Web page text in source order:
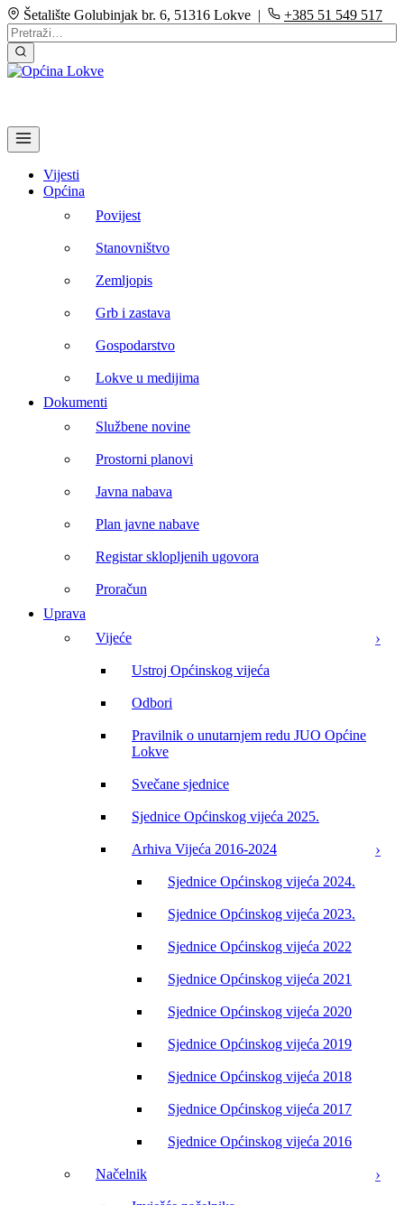
Šetalište Golubinjak br. 6, 51316 Lokve | +385 51 549 517
Vijesti
Općina
Povijest
Stanovništvo
Zemljopis
Grb i zastava
Gospodarstvo
Lokve u medijima
Dokumenti
Službene novine
Prostorni planovi
Javna nabava
Plan javne nabave
Registar sklopljenih ugovora
Proračun
Uprava
Vijeće
Ustroj Općinskog vijeća
Odbori
Pravilnik o unutarnjem redu JUO Općine
Lokve
Svečane sjednice
Sjednice Općinskog vijeća 2025.
Arhiva Vijeća 2016-2024
Sjednice Općinskog vijeća 2024.
Sjednice Općinskog vijeća 2023.
Sjednice Općinskog vijeća 2022
Sjednice Općinskog vijeća 2021
Sjednice Općinskog vijeća 2020
Sjednice Općinskog vijeća 2019
Sjednice Općinskog vijeća 2018
Sjednice Općinskog vijeća 2017
Sjednice Općinskog vijeća 2016
Načelnik